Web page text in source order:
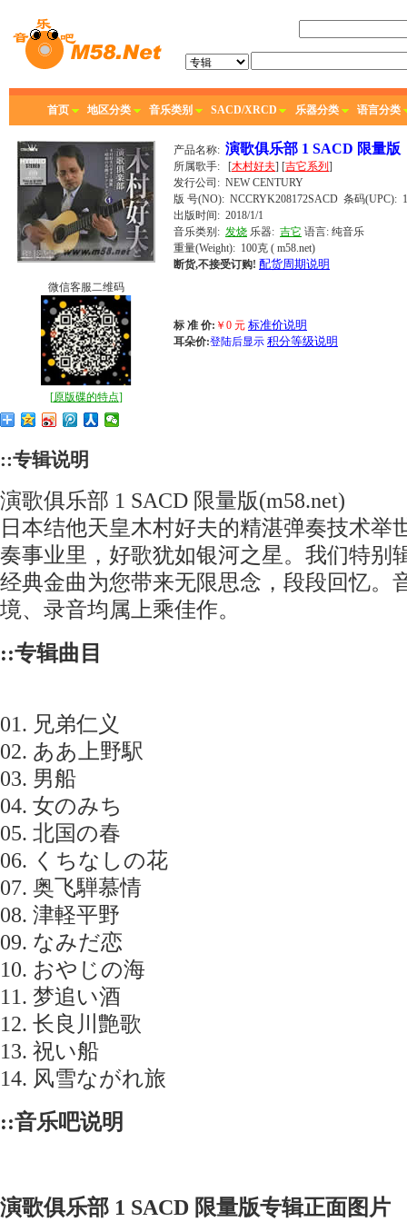
首页 地区分类 音乐类别 SACD/XRCD 乐器分类 语言分类
产品名称: 演歌俱乐部 1 SACD 限量版
所属歌手: [木村好夫] [吉它系列 ]
发行公司: NEW CENTURY
版 号(NO): NCCRYK208172SACD 条码(UPC):
出版时间: 2018/1/1
音乐类别: 发烧 乐器: 吉它 语言: 纯音乐
重量(Weight): 100克 ( m58.net)
断货,不接受订购! 配货周期说明
标 准 价: ￥ 0 元 标准价说明
耳朵价:登陆后显示 积分等级说明
微信客服二维码
[原版碟的特点]
::专辑说明
演歌俱乐部 1 SACD 限量版(m58.net)
日本结他天皇木村好夫的精湛弹奏技术举
奏事业里，好歌犹如银河之星。我们特别
经典金曲为您带来无限思念，段段回忆。
境、录音均属上乘佳作。
::专辑曲目
01. 兄弟仁义
02. ああ上野駅
03. 男船
04. 女のみち
05. 北国の春
06. くちなしの花
07. 奥飞騨慕情
08. 津軽平野
09. なみだ恋
10. おやじの海
11. 梦追い酒
12. 长良川艶歌
13. 祝い船
14. 风雪ながれ旅
::音乐吧说明
演歌俱乐部 1 SACD 限量版专辑正面图片